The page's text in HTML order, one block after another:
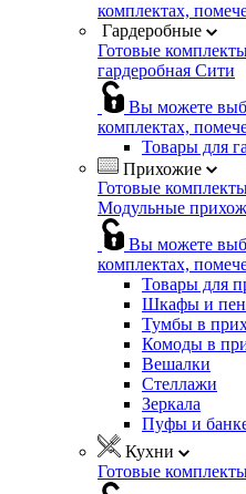
комплектах,
Гардеробные
Готовые
гардеробная Сити
Вы можете
комплектах,
Товары для
Прихожие
Готовые
Модульные
Вы можете
комплектах,
Товары для
Шкафы и
Тумбы в
Комоды в
Вешалки
Стеллажи
Зеркала
Пуфы и
Кухни
Готовые